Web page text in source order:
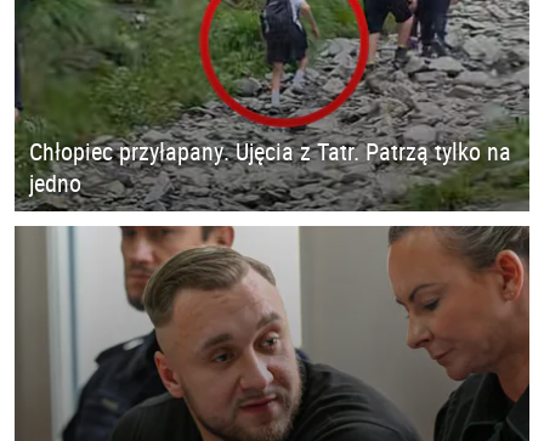
Chłopiec przyłapany. Ujęcia z Tatr. Patrzą tylko na
jedno